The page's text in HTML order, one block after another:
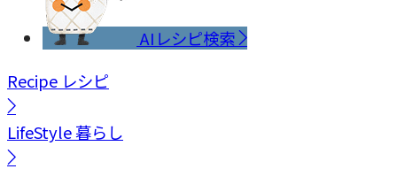
AIレシピ検索
Recipe レシピ
LifeStyle暮らし